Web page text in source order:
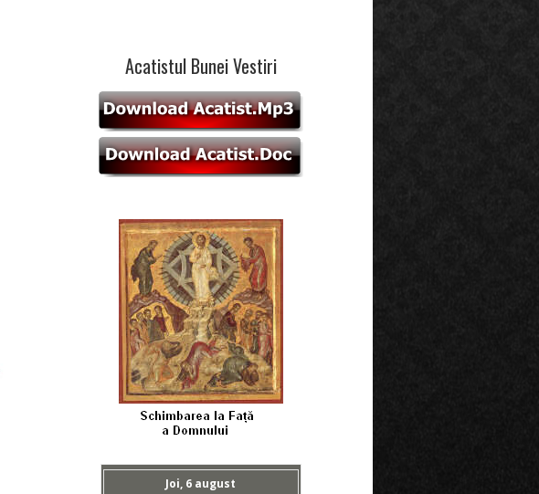
Acatistul Bunei Vestiri
Joi, 6 august